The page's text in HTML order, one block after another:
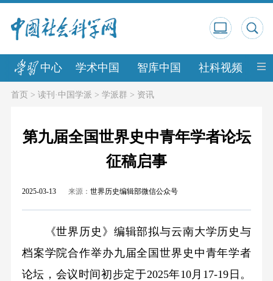
中心 学术中国 智库中国 社科视频 中
首页> 读刊·中国学派 > 学派群 > 资讯
第九届全国世界史中青年学者论坛
征稿启事
2025-03-13 来源： 世界历史编辑部微信公众号
《世界历史》编辑部拟与云南大学历史与
档案学院合作举办九届全国世界史中青年学者
论坛，会议时间初步定于2025年10月17-19日。